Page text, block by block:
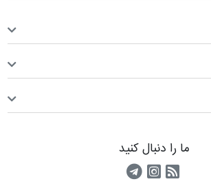
ما را دنبال کنید
RSSکانال آپارات
کانال تلگرام